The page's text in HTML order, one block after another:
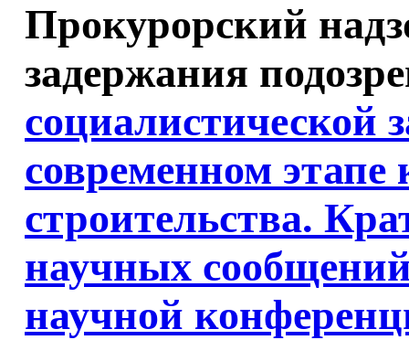
Прокурорский
задержания
социалистической
современном этапе
строительства.
научных
научной